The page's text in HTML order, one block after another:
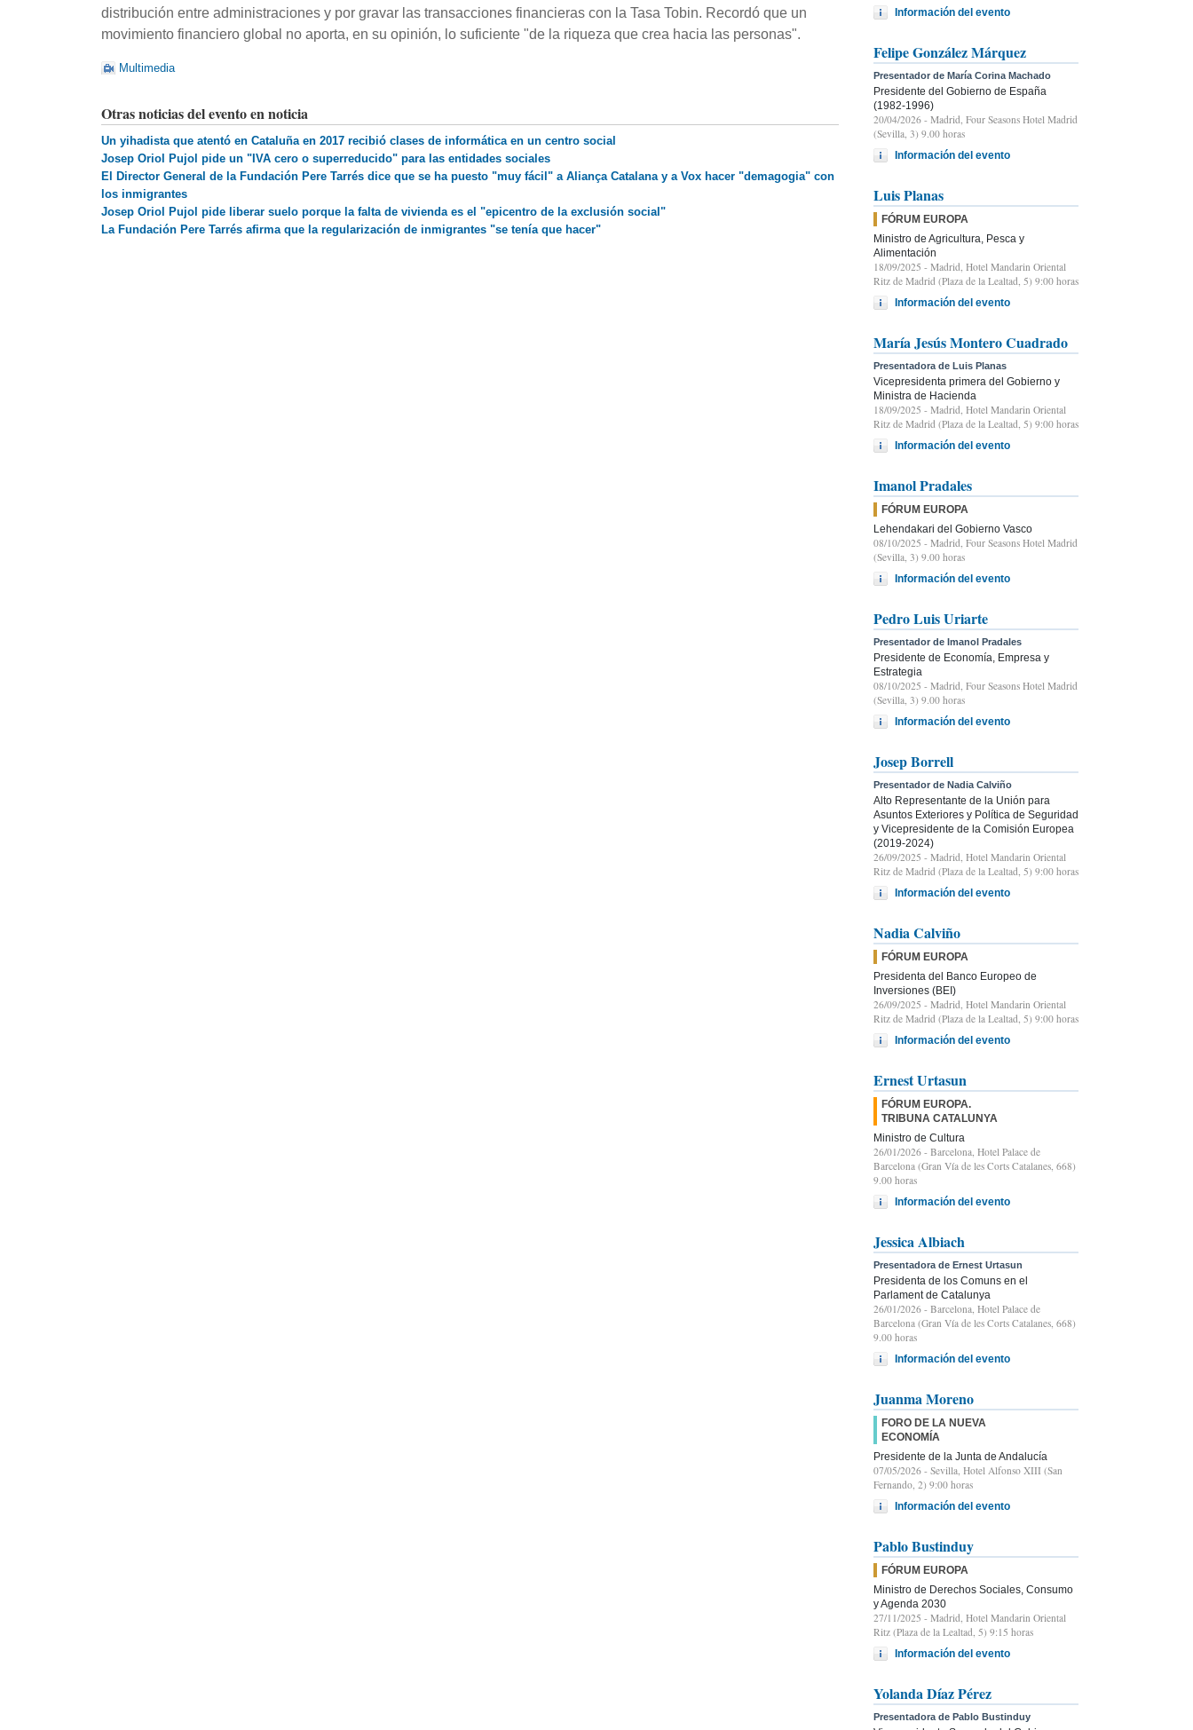
distribución entre administraciones y por gravar las transacciones financieras con la Tasa Tobin. Recordó que un
movimiento financiero global no aporta, en su opinión, lo suficiente "de la riqueza que crea hacia las personas".
Multimedia
Otras noticias del evento en noticia
Un yihadista que atentó en Cataluña en 2017 recibió clases de informática en un centro social
Josep Oriol Pujol pide un "IVA cero o superreducido" para las entidades sociales
El Director General de la Fundación Pere Tarrés dice que se ha puesto "muy fácil" a Aliança Catalana y a Vox hacer "demagogia" con
los inmigrantes
Josep Oriol Pujol pide liberar suelo porque la falta de vivienda es el "epicentro de la exclusión social"
La Fundación Pere Tarrés afirma que la regularización de inmigrantes "se tenía que hacer"
Información del evento
Felipe González Márquez
Presentador de María Corina Machado
Presidente del Gobierno de España
(1982-1996)
20/04/2026 - Madrid, Four Seasons Hotel Madrid
(Sevilla, 3) 9.00 horas
Información del evento
Luis Planas
FÓRUM EUROPA
Ministro de Agricultura, Pesca y
Alimentación
18/09/2025 - Madrid, Hotel Mandarin Oriental
Ritz de Madrid (Plaza de la Lealtad, 5) 9:00 horas
Información del evento
María Jesús Montero Cuadrado
Presentadora de Luis Planas
Vicepresidenta primera del Gobierno y
Ministra de Hacienda
18/09/2025 - Madrid, Hotel Mandarin Oriental
Ritz de Madrid (Plaza de la Lealtad, 5) 9:00 horas
Información del evento
Imanol Pradales
FÓRUM EUROPA
Lehendakari del Gobierno Vasco
08/10/2025 - Madrid, Four Seasons Hotel Madrid
(Sevilla, 3) 9.00 horas
Información del evento
Pedro Luis Uriarte
Presentador de Imanol Pradales
Presidente de Economía, Empresa y
Estrategia
08/10/2025 - Madrid, Four Seasons Hotel Madrid
(Sevilla, 3) 9.00 horas
Información del evento
Josep Borrell
Presentador de Nadia Calviño
Alto Representante de la Unión para
Asuntos Exteriores y Política de Seguridad
y Vicepresidente de la Comisión Europea
(2019-2024)
26/09/2025 - Madrid, Hotel Mandarin Oriental
Ritz de Madrid (Plaza de la Lealtad, 5) 9:00 horas
Información del evento
Nadia Calviño
FÓRUM EUROPA
Presidenta del Banco Europeo de
Inversiones (BEI)
26/09/2025 - Madrid, Hotel Mandarin Oriental
Ritz de Madrid (Plaza de la Lealtad, 5) 9:00 horas
Información del evento
Ernest Urtasun
FÓRUM EUROPA.
TRIBUNA CATALUNYA
Ministro de Cultura
26/01/2026 - Barcelona, Hotel Palace de
Barcelona (Gran Vía de les Corts Catalanes, 668)
9.00 horas
Información del evento
Jessica Albiach
Presentadora de Ernest Urtasun
Presidenta de los Comuns en el
Parlament de Catalunya
26/01/2026 - Barcelona, Hotel Palace de
Barcelona (Gran Vía de les Corts Catalanes, 668)
9.00 horas
Información del evento
Juanma Moreno
FORO DE LA NUEVA
ECONOMÍA
Presidente de la Junta de Andalucía
07/05/2026 - Sevilla, Hotel Alfonso XIII (San
Fernando, 2) 9:00 horas
Información del evento
Pablo Bustinduy
FÓRUM EUROPA
Ministro de Derechos Sociales, Consumo
y Agenda 2030
27/11/2025 - Madrid, Hotel Mandarin Oriental
Ritz (Plaza de la Lealtad, 5) 9:15 horas
Información del evento
Yolanda Díaz Pérez
Presentadora de Pablo Bustinduy